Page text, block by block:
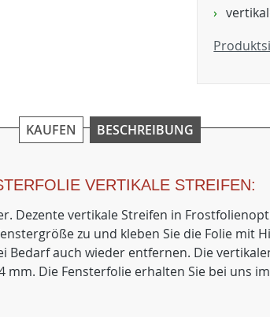
KAUFEN BESCHREIBUNG
VERTIKALE STREIFEN:
Dezente vertikale Streifen in
zu und kleben Sie die Folie mit
auch wieder entfernen. Die
mm. Die Fensterfolie erhalten Sie bei uns